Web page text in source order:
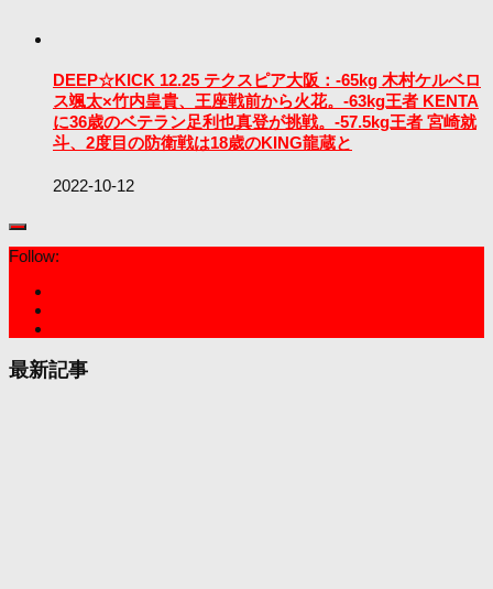
DEEP☆KICK 12.25 テクスピア大阪：-65kg 木村ケルベロ
ス颯太×竹内皇貴、王座戦前から火花。-63kg王者 KENTA
に36歳のベテラン足利也真登が挑戦。-57.5kg王者 宮崎就
斗、2度目の防衛戦は18歳のKING龍蔵と
2022-10-12
Follow:
最新記事